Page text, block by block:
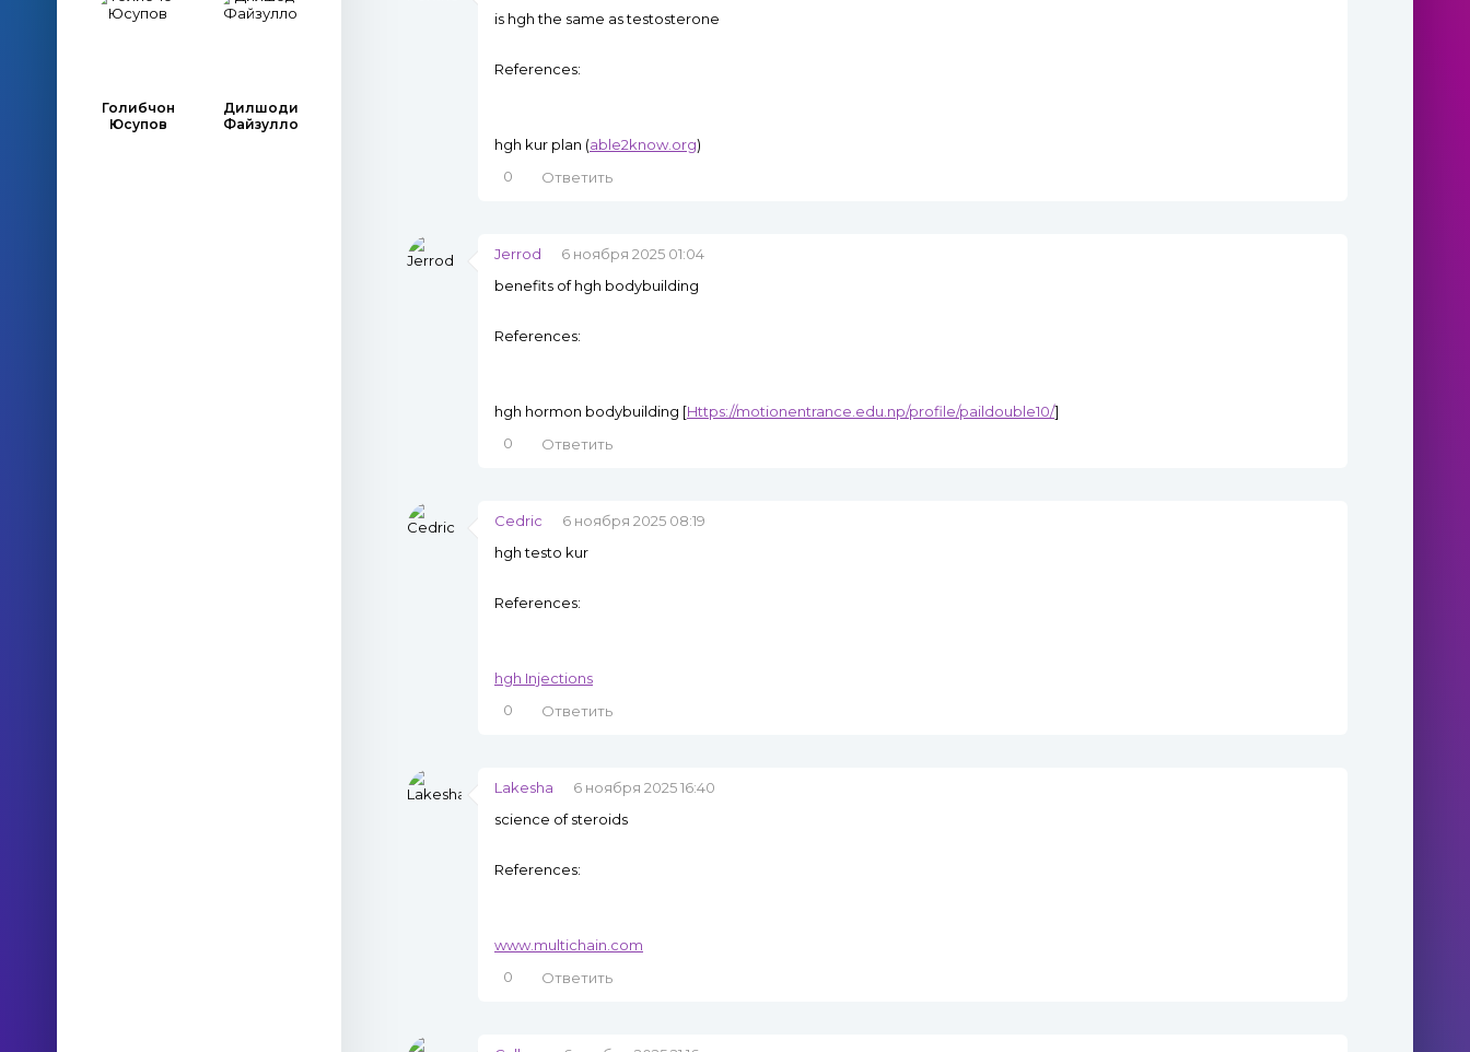
Голибчон
Юсупов
Дилшоди
Файзулло
is hgh the same as testosterone
References:
hgh kur plan (able2know.org)
0
Ответить
Jerrod
6 ноября 2025 01:04
benefits of hgh bodybuilding
References:
hgh hormon bodybuilding [Https://motionentrance.edu.np/profile/paildouble10/]
0
Ответить
Cedric
6 ноября 2025 08:19
hgh testo kur
References:
hgh Injections
0
Ответить
Lakesha
6 ноября 2025 16:40
science of steroids
References:
www.multichain.com
0
Ответить